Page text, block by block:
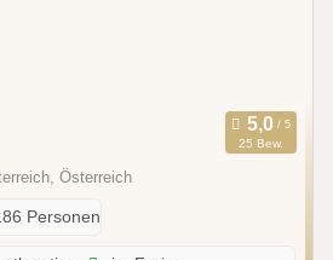
25 Bew.
Österreich
Personen